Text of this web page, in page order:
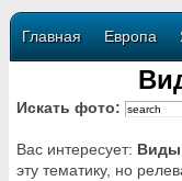
Главная Европа
Искать фото:
Вас интересует: Виды
эту тематику, но